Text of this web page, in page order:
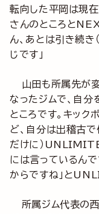
転向した平岡は現
さんのところと
ん、あとは引き続き
じです」
山田も所属先が
なったジムで、自分
ところです。キック
ど、自分は出稽古
だけに）
には言っているん
からですね」と
所属ジム代表の